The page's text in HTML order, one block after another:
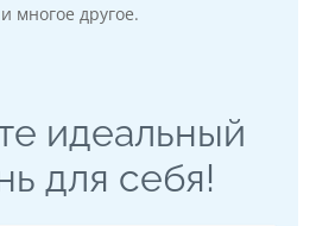
многое другое.
идеальный
для себя!